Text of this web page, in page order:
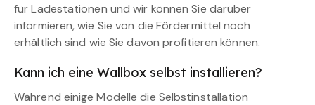
für Ladestationen und wir können Sie darüber
informieren, wie Sie von die Fördermittel noch
erhältlich sind wie Sie davon profitieren können.
Kann ich eine Wallbox selbst installieren?
Während einige Modelle die Selbstinstallation